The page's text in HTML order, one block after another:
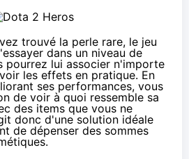
trouvé la perle rare, le jeu
dans un niveau de
pourrez lui associer n'importe
les effets en pratique. En
ses performances, vous
de voir à quoi ressemble sa
des items que vous ne
donc d'une solution idéale
de dépenser des sommes